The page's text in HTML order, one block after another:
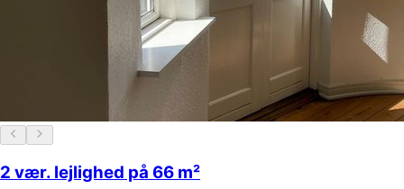
2 vær. lejlighed på 66 m²